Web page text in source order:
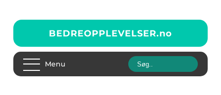
BEDREOPPLEVELSER.no
Menu